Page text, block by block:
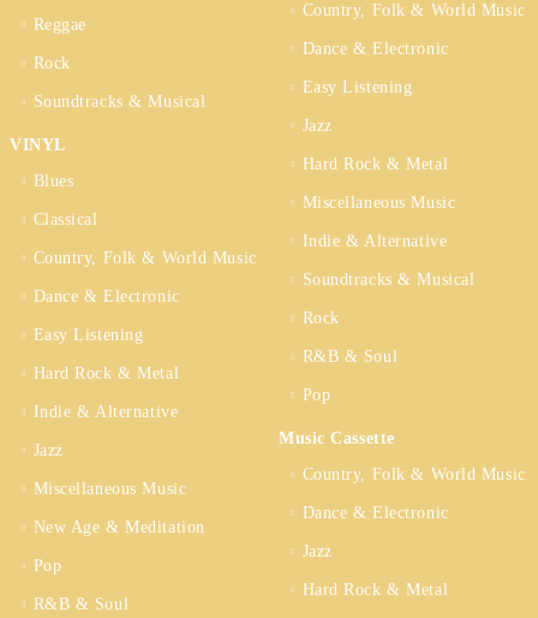
Reggae
Rock
Soundtracks & Musical
VINYL
Blues
Classical
Country, Folk & World Music
Dance & Electronic
Easy Listening
Hard Rock & Metal
Indie & Alternative
Jazz
Miscellaneous Music
New Age & Meditation
Pop
R&B & Soul
Country, Folk & World Music
Dance & Electronic
Easy Listening
Jazz
Hard Rock & Metal
Miscellaneous Music
Indie & Alternative
Soundtracks & Musical
Rock
R&B & Soul
Pop
Music Cassette
Country, Folk & World Music
Dance & Electronic
Jazz
Hard Rock & Metal